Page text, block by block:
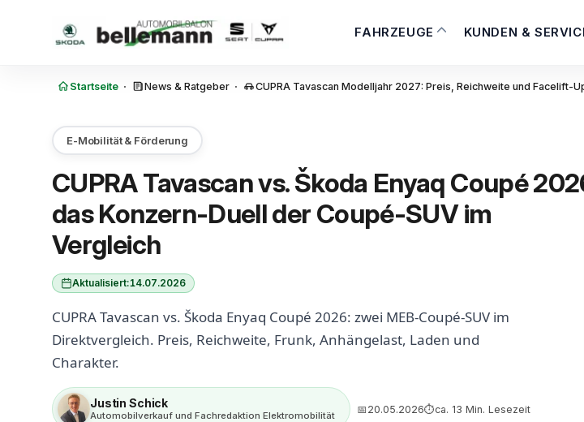
FAHRZEUGE KUNDEN &
Startseite · News & Ratgeber · CUPRA Tavascan Modelljahr 2027: Preis, Reichweite und Facelift-
E-Mobilität & Förderung
CUPRA Tavascan vs. Škoda Enyaq Coupé
das Konzern-Duell der Coupé-SUV im
Vergleich
Aktualisiert:14.07.2026
CUPRA Tavascan vs. Škoda Enyaq Coupé 2026: zwei MEB-Coupé-SUV im
Direktvergleich. Preis, Reichweite, Frunk, Anhängelast, Laden und
Charakter.
Justin Schick
Automobilverkauf und Fachredaktion Elektromobilität 📅 20.05.2026⏱ca. 13 Min. Lesezeit